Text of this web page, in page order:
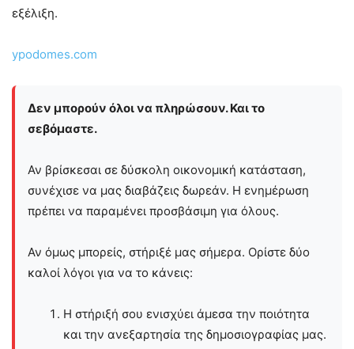
εξέλιξη.
ypodomes.com
Δεν μπορούν όλοι να πληρώσουν. Και το
σεβόμαστε.
Αν βρίσκεσαι σε δύσκολη οικονομική κατάσταση,
συνέχισε να μας διαβάζεις δωρεάν. Η ενημέρωση
πρέπει να παραμένει προσβάσιμη για όλους.
Αν όμως μπορείς, στήριξέ μας σήμερα. Ορίστε δύο
καλοί λόγοι για να το κάνεις:
Η στήριξή σου ενισχύει άμεσα την ποιότητα
και την ανεξαρτησία της δημοσιογραφίας μας.